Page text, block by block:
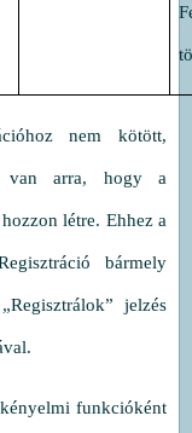
nem kötött,
van arra, hogy a
létre. Ehhez a
bármely
jelzés
funkcióként